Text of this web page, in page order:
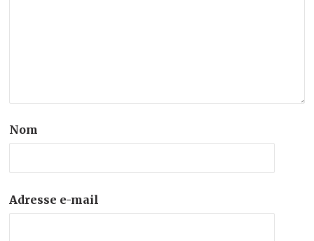
Nom
Adresse e-mail